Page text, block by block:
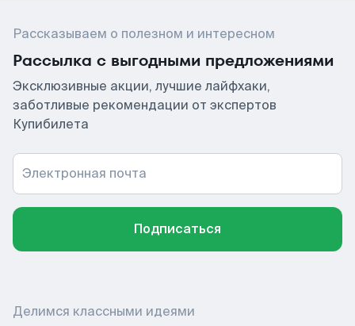
Рассказываем о полезном и интересном
Рассылка с выгодными предложениями
Эксклюзивные акции, лучшие лайфхаки,
заботливые рекомендации от экспертов
Купибилета
Электронная почта
Подписаться
Делимся классными идеями